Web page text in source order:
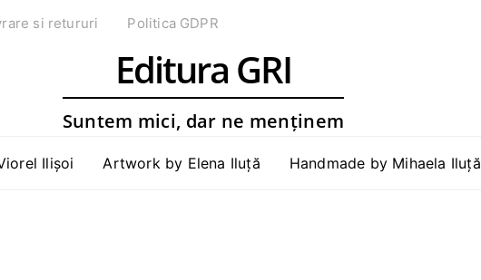
si retururi Politica GDPR
Editura GRI
Suntem mici, dar ne menținem
Ilișoi Artwork by Elena Iluță Handmade by Mihaela Iluță